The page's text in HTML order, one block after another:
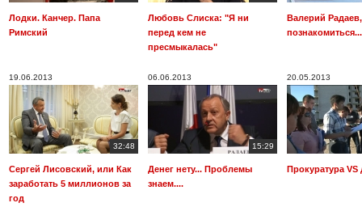
Лодки. Канчер. Папа
Римский
Любовь Слиска: "Я ни
перед кем не
пресмыкалась"
Валерий
познакомиться...
19.06.2013
32:48
Сергей Лисовский, или Как
заработать 5 миллионов за
год
06.06.2013
15:29
Денег нету... Проблемы
знаем....
20.05.2013
Прокуратура